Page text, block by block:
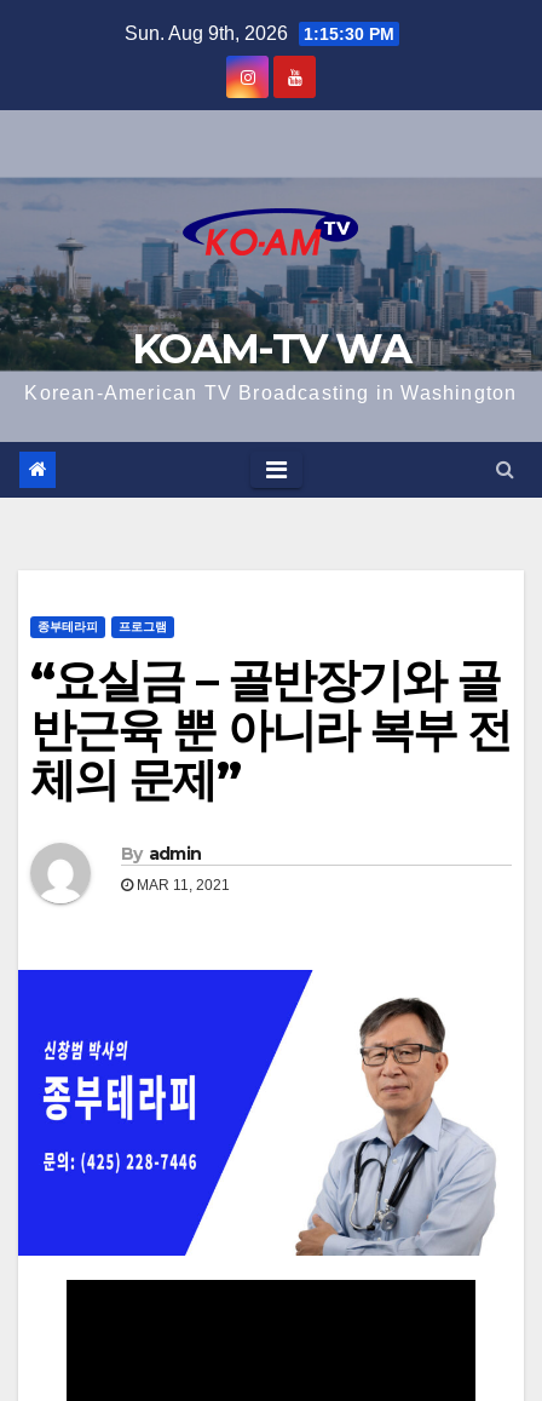
Sun. Aug 9th, 2026 1:15:31 PM
KOAM-TV WA
Korean-American TV Broadcasting in Washington
종부테라피 프로그램
“요실금 – 골반장기와 골
반근육 뿐 아니라 복부 전
체의 문제”
By admin
MAR 11, 2021